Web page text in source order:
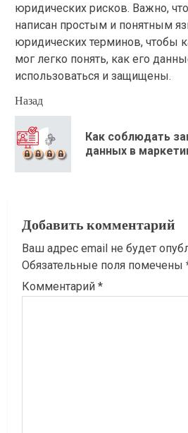
юридических рисков. Важно,
написан простым и понятным
юридических терминов, чтобы
мог легко понять, как его
использоваться и защищены.
Продолжить
чтение
Назад
Как соблюдать
данных в
Добавить комментарий
Ваш адрес email не будет
Обязательные поля помечены
Комментарий *